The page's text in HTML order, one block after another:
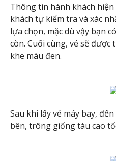
Thông tin hành khách
khách tự kiểm tra và xác
lựa chọn, mặc dù vậy bạn
còn. Cuối cùng, vé sẽ được
khe màu đen.
Sau khi lấy vé máy bay,
bên, trông giống tàu cao